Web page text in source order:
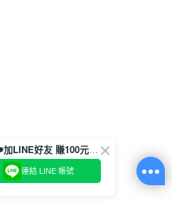
❤️加LINE好友 賺100元券！
連結 LINE 帳號